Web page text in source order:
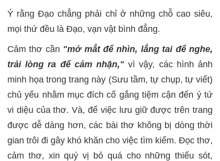
Ý rằng Đạo chẳng phải chỉ ở những chỗ cao siêu,
mọi thứ đều là Đạo, vạn vật bình đẳng.
Cảm thơ cần "mở mắt để nhìn, lắng tai để nghe,
trải lòng ra để cảm nhận," vì vậy, các hình ảnh
minh họa trong trang này (Sưu tầm, tự chụp, tự viết)
chủ yếu nhằm mục đích cố gắng tiệm cận đến ý tứ
vi diệu của thơ. Và, để việc lưu giữ được trên trang
được dễ dàng hơn, các bài thơ không bị dòng thời
gian trôi đi gây khó khăn cho việc tìm kiếm. Đọc thơ,
cảm thơ, xin quý vị bỏ quá cho những thiếu sót,